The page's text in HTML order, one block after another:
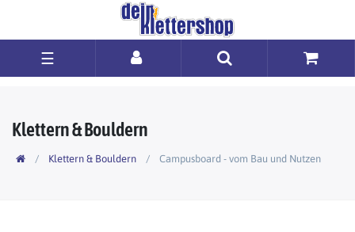
☰
Klettern & Bouldern
Klettern & Bouldern Campusboard - vom Bau und Nutzen